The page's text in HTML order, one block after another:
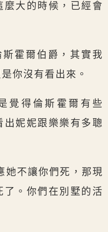
麼大的時候，已經會
霍爾伯爵，其實我
你沒有看出來。
覺得倫斯霍爾有些
妮妮跟樂樂有多聰
她不讓你們死，那現
了。你們在別墅的活